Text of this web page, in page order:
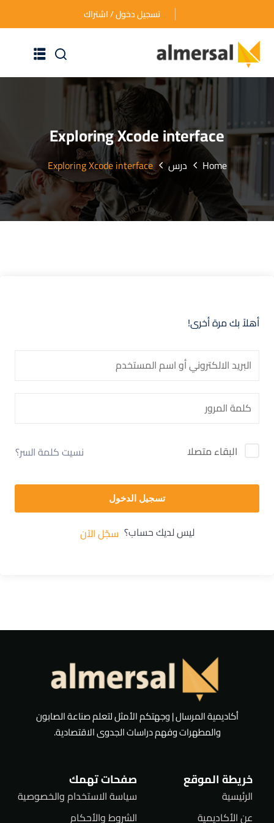
تسجيل دخول / اشتراك
الرئيسية
عن الأكاديمية
دوراتنا التدريبية
الأسئلة المتكررة
اتصل بنا
Exploring Xcode interface
Home درس Exploring Xcode interface
أهلاً بك مرة أخرى!
البقاء متصلا نسيت كلمة السر؟
تسجيل الدخول
ليس لديك حساب؟ سجّل الآن
أكاديمية المرسال | وجهتكم الأمثل لتعلم صناعة الصابون
والمطهرات وفهم دراسات الجدوى الاقتصادية.
خريطة الموقع
الرئيسية
عن الأكاديمية
صفحات تهمك
سياسة الاستخدام والخصوصية
الشروط والأحكام